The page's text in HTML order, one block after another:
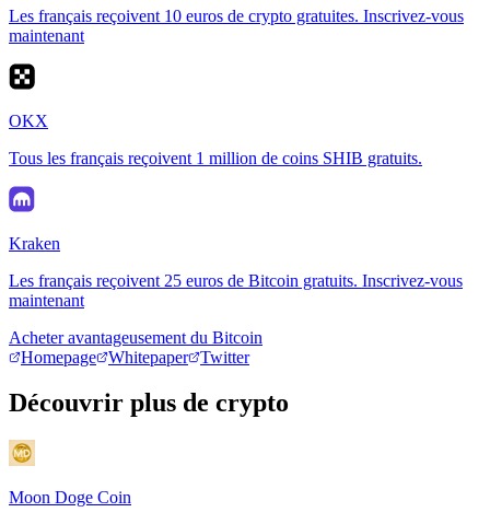
Les français reçoivent 10 euros de crypto gratuites. Inscrivez-vous
maintenant
OKX
Tous les français reçoivent 1 million de coins SHIB gratuits.
Kraken
Les français reçoivent 25 euros de Bitcoin gratuits. Inscrivez-vous
maintenant
Acheter avantageusement du Bitcoin
Homepage
Whitepaper Twitter
Découvrir plus de crypto
Moon Doge Coin